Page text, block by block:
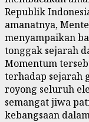
Republik
amanatnya,
menyampaikan
tonggak sejarah
Momentum
terhadap sejarah
royong seluruh
semangat jiwa
kebangsaan